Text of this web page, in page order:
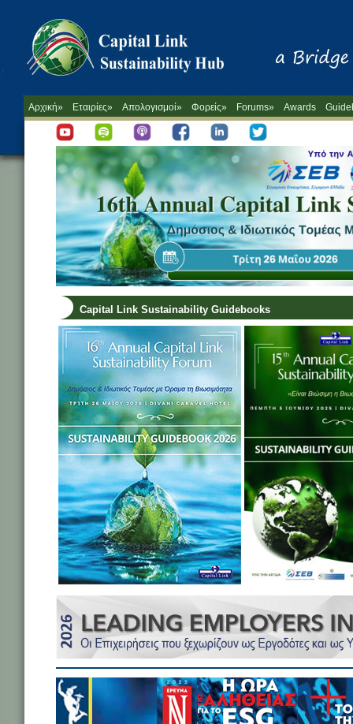
Αρχική» Εταιρίες» Απολογισμοί» Φορείς» Forums» Awards
Capital Link Sustainability Guidebooks